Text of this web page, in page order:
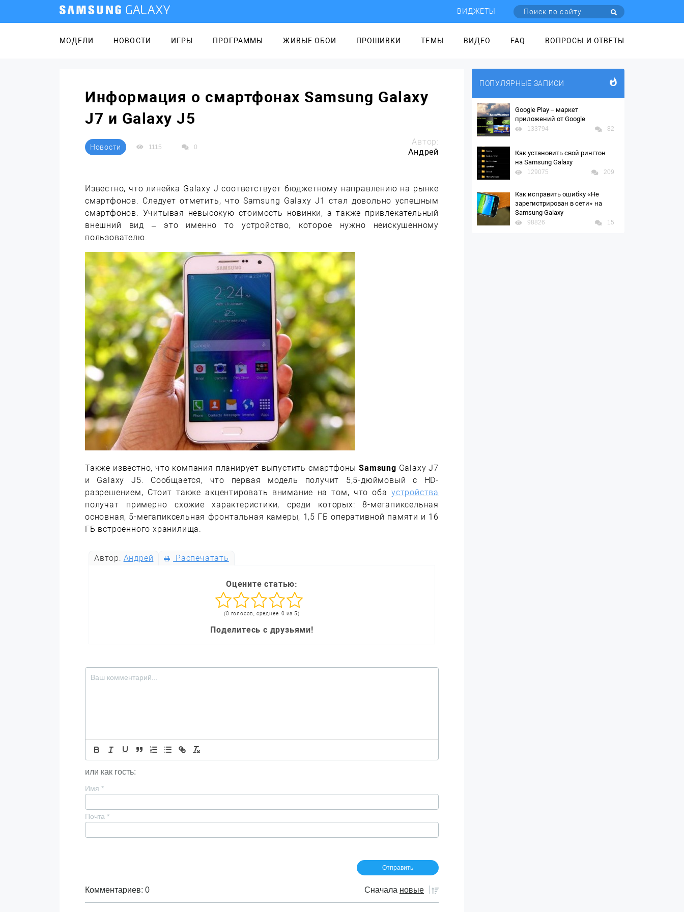
ВИДЖЕТЫ
МОДЕЛИ НОВОСТИ ИГРЫ ПРОГРАММЫ ЖИВЫЕ ОБОИ ПРОШИВКИ ТЕМЫ ВИДЕО FAQ ВОПРОСЫ И ОТВЕТЫ
Информация о смартфонах Samsung Galaxy
J7 и Galaxy J5
Новости 1115 0
Автор:
Андрей
Известно, что линейка Galaxy J соответствует бюджетному направлению на рынке
смартфонов. Следует отметить, что Samsung Galaxy J1 стал довольно успешным
смартфонов. Учитывая невысокую стоимость новинки, а также привлекательный
внешний вид – это именно то устройство, которое нужно неискушенному
пользователю.
Также известно, что компания планирует выпустить смартфоныSamsung Galaxy J7
и Galaxy J5. Сообщается, что первая модель получит 5,5-дюймовый с HD-
разрешением, Стоит также акцентировать внимание на том, что оба устройства
получат примерно схожие характеристики, среди которых: 8-мегапиксельная
основная, 5-мегапиксельная фронтальная камеры, 1,5 ГБ оперативной памяти и 16
ГБ встроенного хранилища.
Автор: Андрей Распечатать
Оцените статью:
(0 голосов, среднее: 0 из 5)
Поделитесь с друзьями!
или как гость:
Имя *
Почта *
Комментариев: 0 Сначала новые
ПОПУЛЯРНЫЕ ЗАПИСИ
Google Play – маркет
приложений от Google
133794 82
Как установить свой рингтон
на Samsung Galaxy
129075 209
Как исправить ошибку «Не
зарегистрирован в сети» на
Samsung Galaxy
98826 15